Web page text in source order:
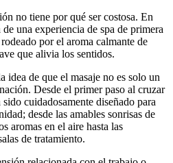
no tiene por qué ser costosa. En
una experiencia de spa de primera
por el aroma calmante de
que alivia los sentidos.
idea de que el masaje no es solo un
Desde el primer paso al cruzar
cuidadosamente diseñado para
desde las amables sonrisas de
aromas en el aire hasta las
de tratamiento.